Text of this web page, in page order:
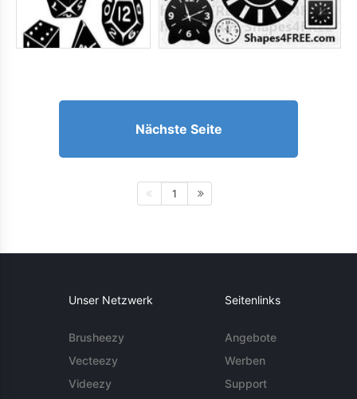
Nächste Seite
1
Unser Netzwerk
Brusheezy
Vecteezy
Videezy
Seitenlinks
Angebote
Werben
Support